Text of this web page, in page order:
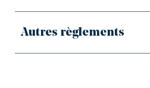
Autres règlements